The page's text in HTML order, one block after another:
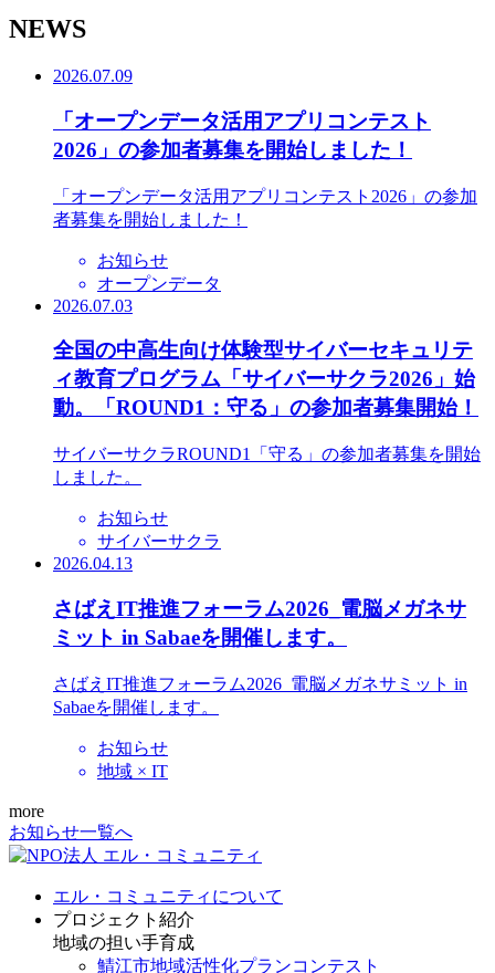
NEWS
2026.07.09
「オープンデータ活用アプリコンテスト
2026」の参加者募集を開始しました！
「オープンデータ活用アプリコンテスト2026」の参加
者募集を開始しました！
お知らせ
オープンデータ
2026.07.03
全国の中高生向け体験型サイバーセキュリテ
ィ教育プログラム「サイバーサクラ2026」始
動。「ROUND1：守る」の参加者募集開始！
サイバーサクラROUND1「守る」の参加者募集を開始
しました。
お知らせ
サイバーサクラ
2026.04.13
さばえIT推進フォーラム2026_電脳メガネサ
ミット in Sabaeを開催します。
さばえIT推進フォーラム2026_電脳メガネサミット in
Sabaeを開催します。
お知らせ
地域 × IT
more
お知らせ一覧へ
エル・コミュニティについて
プロジェクト紹介
地域の担い手育成
鯖江市地域活性化プランコンテスト